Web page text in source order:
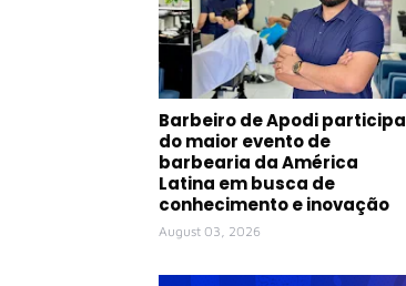
Barbeiro de Apodi participa
do maior evento de
barbearia da América
Latina em busca de
conhecimento e inovação
August 03, 2026